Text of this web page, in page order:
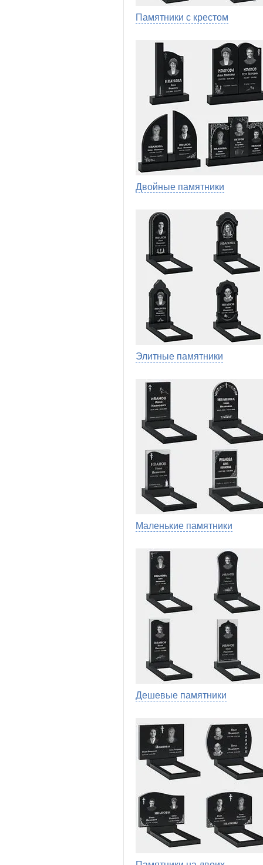
Памятники с крестом
Двойные памятники
Элитные памятники
Маленькие памятники
Дешевые памятники